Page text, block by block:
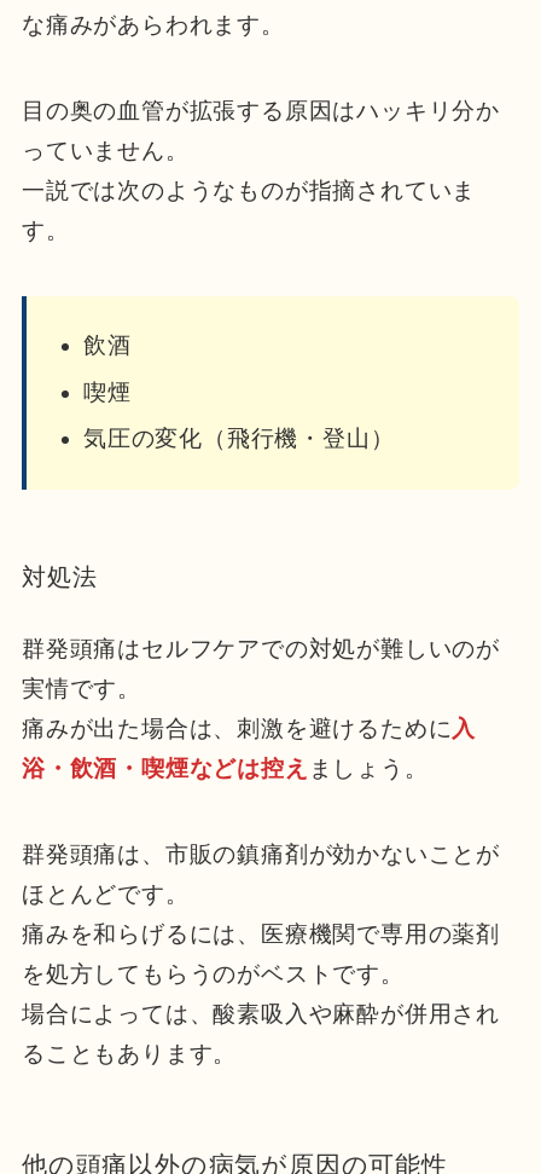
な痛みがあらわれます。
目の奥の血管が拡張する原因はハッキリ分か
っていません。
一説では次のようなものが指摘されていま
す。
飲酒
喫煙
気圧の変化（飛行機・登山）
対処法
群発頭痛はセルフケアでの対処が難しいのが
実情です。
痛みが出た場合は、刺激を避けるために入
浴・飲酒・喫煙などは控え ましょう。
群発頭痛は、市販の鎮痛剤が効かないことが
ほとんどです。
痛みを和らげるには、医療機関で専用の薬剤
を処方してもらうのがベストです。
場合によっては、酸素吸入や麻酔が併用され
ることもあります。
他の頭痛以外の病気が原因の可能性